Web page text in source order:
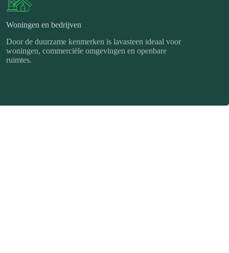
Woningen en bedrijven
Door de duurzame kenmerken is lavasteen ideaal voor
woningen, commerciële omgevingen en openbare
ruimtes.